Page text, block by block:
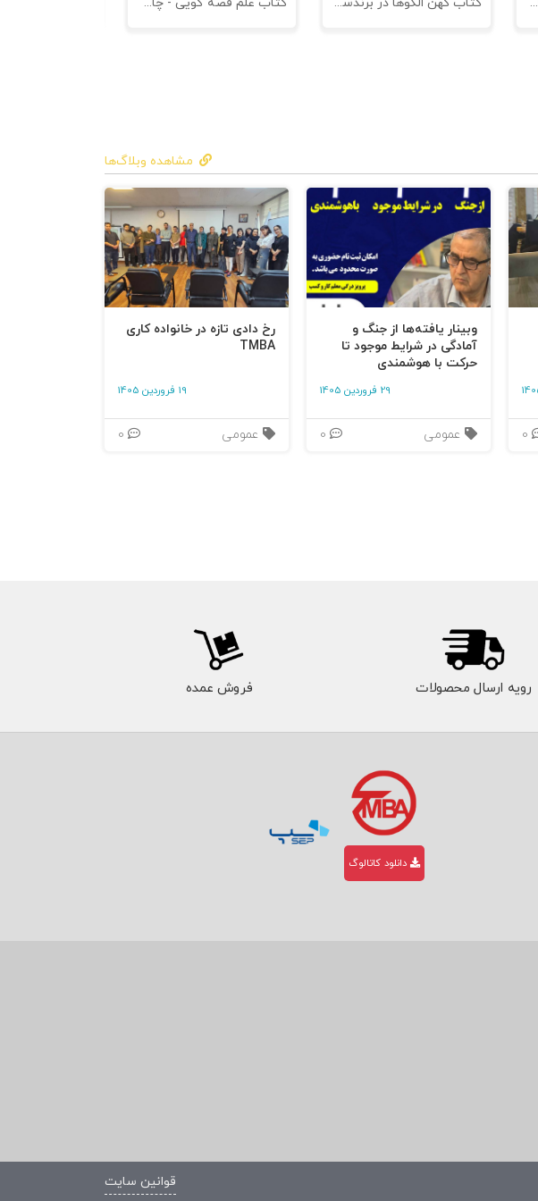
مشاهده وبلاگ‌ها
وبینار یافته‌ها از جنگ و
آمادگی در شرایط موجود تا
حرکت با هوشمندی
29 فروردین 1405
عمومی
رخ دادی تازه در خانواده کاری
TMBA
19 فروردین 1405
عمومی
رویه ارسال محصولات فروش عمده
دانلود کاتالوگ
قوانین سایت